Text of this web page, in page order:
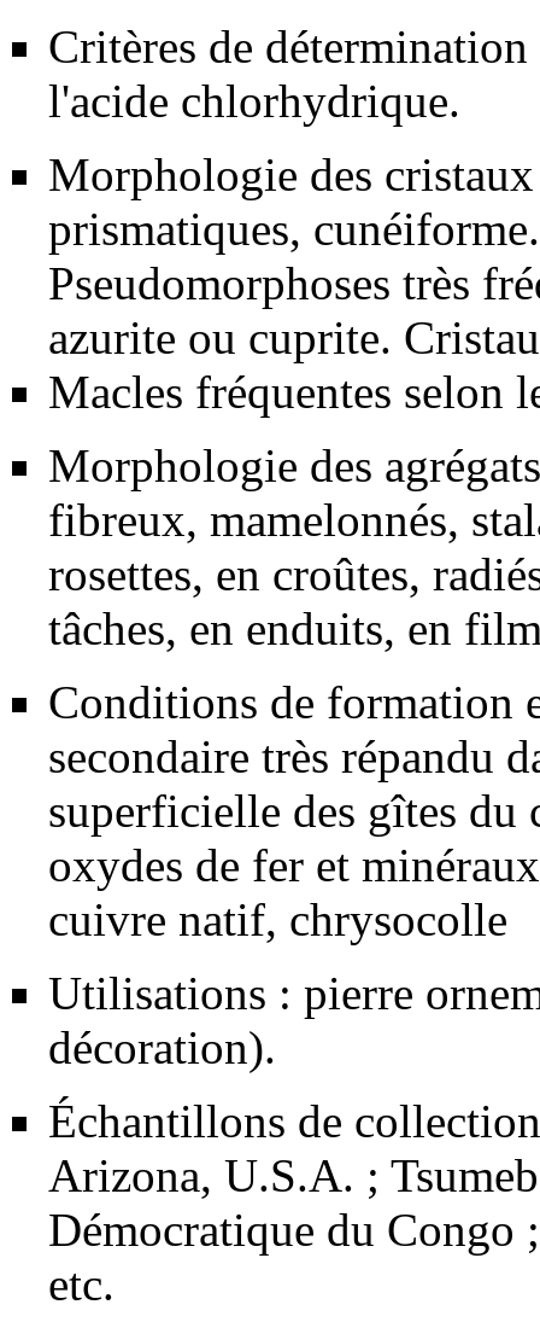
Critères de
l'acide chlorhydrique.
Morphologie des
prismatiques, cunéiforme.
Pseudomorphoses très
azurite ou cuprite.
Macles fréquentes selon
Morphologie des
fibreux, mamelonnés,
rosettes, en croûtes,
tâches, en enduits, en
Conditions de formation
secondaire très répandu
superficielle des gîtes du
oxydes de fer et
cuivre natif, chrysocolle
Utilisations : pierre
décoration).
Échantillons de
Arizona, U.S.A. ;
Démocratique du
etc.